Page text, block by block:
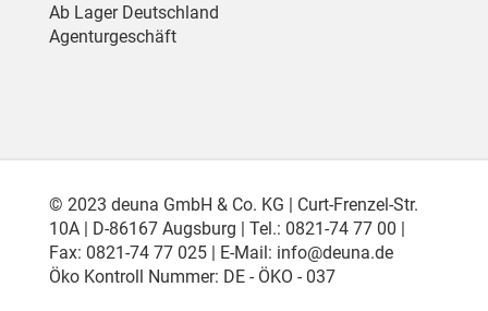
Ab Lager Deutschland
Agenturgeschäft
© 2023 deuna GmbH & Co. KG | Curt-Frenzel-Str.
10A | D-86167 Augsburg | Tel.: 0821-74 77 00 |
Fax: 0821-74 77 025 | E-Mail: info@deuna.de
Öko Kontroll Nummer: DE - ÖKO - 037